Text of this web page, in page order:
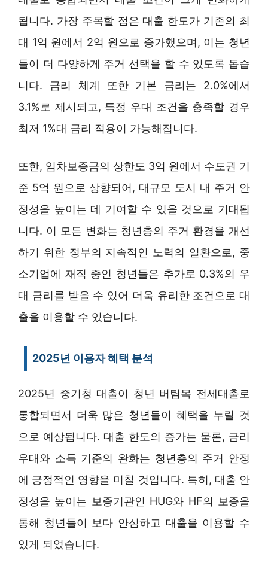
됩니다. 가장 주목할 점은 대출 한도가 기존의 최
대 1억 원에서 2억 원으로 증가했으며, 이는 청년
들이 더 다양하게 주거 선택을 할 수 있도록 돕습
니다. 금리 체계 또한 기본 금리는 2.0%에서
3.1%로 제시되고, 특정 우대 조건을 충족할 경우
최저 1%대 금리 적용이 가능해집니다.
또한, 임차보증금의 상한도 3억 원에서 수도권 기
준 5억 원으로 상향되어, 대규모 도시 내 주거 안
정성을 높이는 데 기여할 수 있을 것으로 기대됩
니다. 이 모든 변화는 청년층의 주거 환경을 개선
하기 위한 정부의 지속적인 노력의 일환으로, 중
소기업에 재직 중인 청년들은 추가로 0.3%의 우
대 금리를 받을 수 있어 더욱 유리한 조건으로 대
출을 이용할 수 있습니다.
2025년 이용자 혜택 분석
2025년 중기청 대출이 청년 버팀목 전세대출로
통합되면서 더욱 많은 청년들이 혜택을 누릴 것
으로 예상됩니다. 대출 한도의 증가는 물론, 금리
우대와 소득 기준의 완화는 청년층의 주거 안정
에 긍정적인 영향을 미칠 것입니다. 특히, 대출 안
정성을 높이는 보증기관인 HUG와 HF의 보증을
통해 청년들이 보다 안심하고 대출을 이용할 수
있게 되었습니다.